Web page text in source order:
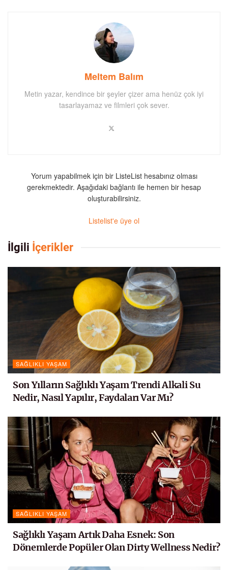
Meltem Balım
Metin yazar, kendince bir şeyler çizer ama henüz çok iyi
tasarlayamaz ve filmleri çok sever.
Yorum yapabilmek için bir ListeList hesabınız olması
gerekmektedir. Aşağıdaki bağlantı ile hemen bir hesap
oluşturabilirsiniz.
Listelist'e üye ol
İlgili İçerikler
SAĞLIKLI YAŞAM
Son Yılların Sağlıklı Yaşam Trendi Alkali Su
Nedir, Nasıl Yapılır, Faydaları Var Mı?
SAĞLIKLI YAŞAM
Sağlıklı Yaşam Artık Daha Esnek: Son
Dönemlerde Popüler Olan Dirty Wellness Nedir?